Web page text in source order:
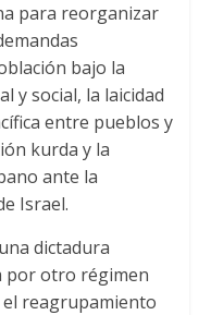
para reorganizar
bajo la
y social, la laicidad
entre pueblos y
kurda y la
ante la
Israel.
dictadura
por otro régimen
reagrupamiento